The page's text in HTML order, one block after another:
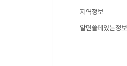
지역정보
알면쓸데있는정보